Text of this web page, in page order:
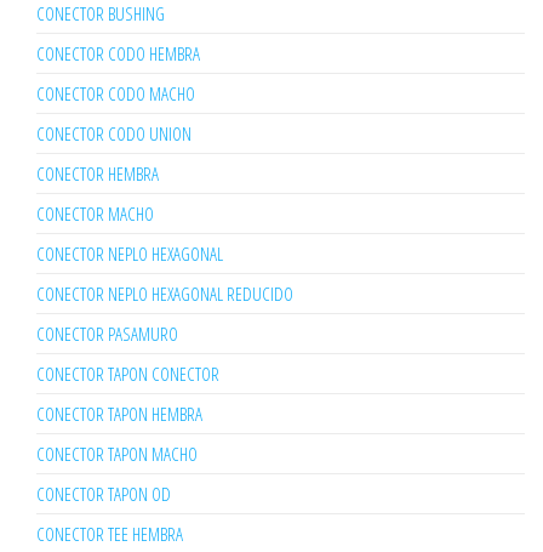
CONECTOR BUSHING
CONECTOR CODO HEMBRA
CONECTOR CODO MACHO
CONECTOR CODO UNION
CONECTOR HEMBRA
CONECTOR MACHO
CONECTOR NEPLO HEXAGONAL
CONECTOR NEPLO HEXAGONAL REDUCIDO
CONECTOR PASAMURO
CONECTOR TAPON CONECTOR
CONECTOR TAPON HEMBRA
CONECTOR TAPON MACHO
CONECTOR TAPON OD
CONECTOR TEE HEMBRA